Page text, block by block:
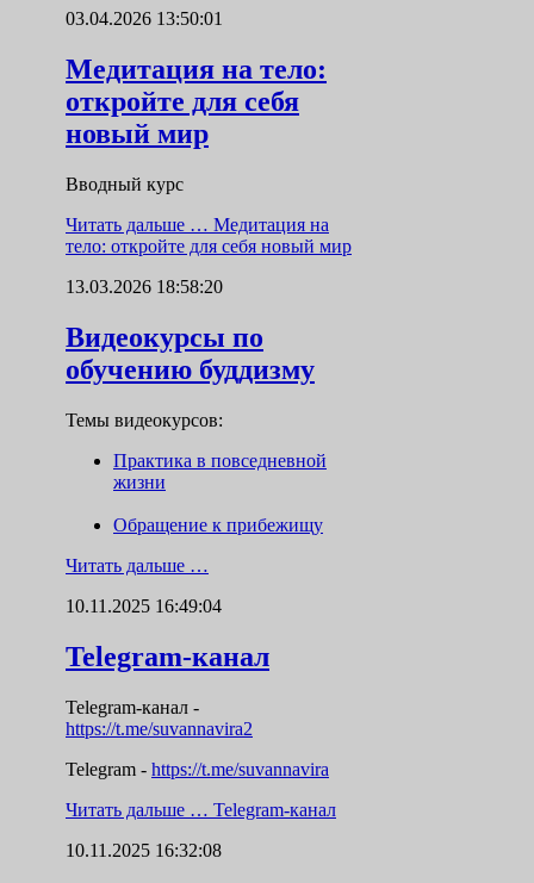
03.04.2026 13:50:01
Медитация на тело:
откройте для себя
новый мир
Вводный курс
Читать дальше … Медитация на
тело: откройте для себя новый мир
13.03.2026 18:58:20
Видеокурсы по
обучению буддизму
Темы видеокурсов:
Практика в повседневной
жизни
Обращение к прибежищу
Читать дальше …
10.11.2025 16:49:04
Telegram-канал
Telegram-канал -
https://t.me/suvannavira2
Telegram - https://t.me/suvannavira
Читать дальше … Telegram-канал
10.11.2025 16:32:08